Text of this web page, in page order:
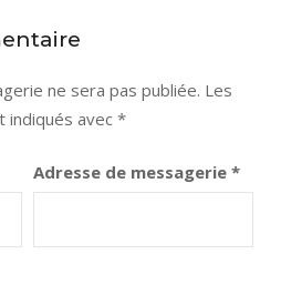
ne sera pas publiée. Les
indiqués avec *
Adresse de messagerie *